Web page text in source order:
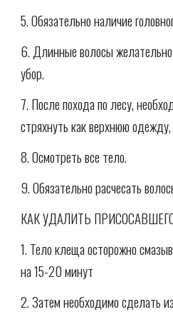
5. Обязательно наличие
6. Длинные волосы желательно
убор.
7. После похода по лесу,
стряхнуть как верхнюю
8. Осмотреть все тело.
9. Обязательно расчесать
КАК УДАЛИТЬ
1. Тело клеща осторожно
на 15-20 минут
2. Затем необходимо сделать